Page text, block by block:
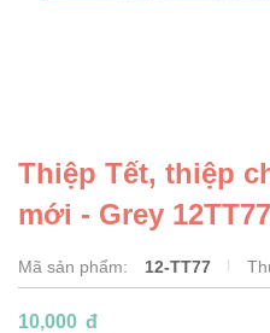
Thiệp Tết, thiệp
mới - Grey 12TT77
Mã sản phẩm: 12-TT77
10,000 đ